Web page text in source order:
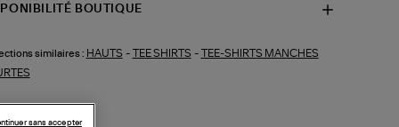
BOUTIQUE
similaires : HAUTS - TEE SHIRTS - TEE-SHIRTS MANCHES
sans accepter